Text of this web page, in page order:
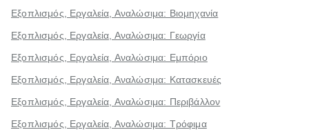
Εξοπλισμός, Εργαλεία, Αναλώσιμα: Βιομηχανία
Εξοπλισμός, Εργαλεία, Αναλώσιμα: Γεωργία
Εξοπλισμός, Εργαλεία, Αναλώσιμα: Εμπόριο
Εξοπλισμός, Εργαλεία, Αναλώσιμα: Κατασκευές
Εξοπλισμός, Εργαλεία, Αναλώσιμα: Περιβάλλον
Εξοπλισμός, Εργαλεία, Αναλώσιμα: Τρόφιμα